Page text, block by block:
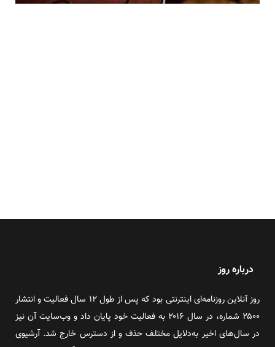
درباره روز
روز آنلاین روزنامه‌ای اینترنتی بود که پس از طول ۱۲ سال فعالیت و انتشار
۲۵۰۰ شماره، در سال ۲۰۱۶ به فعالیت خود پایان داد و وب‌سایت آن نیز
در سال‌های اخیر به‌دلایل مختلف حذف و از دسترس خارج شد. آرشیوی